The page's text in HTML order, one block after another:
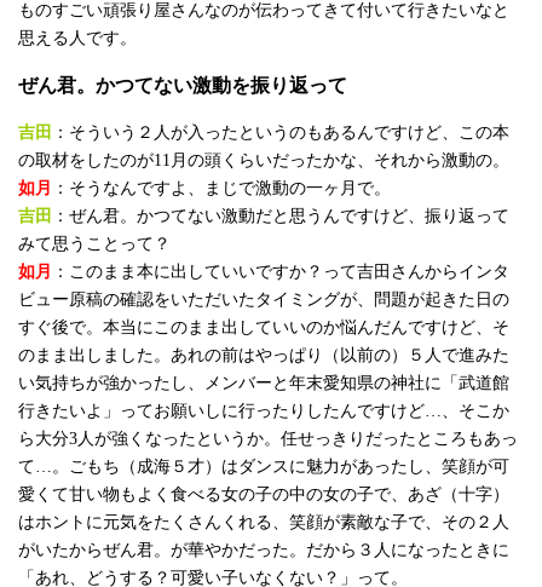
ものすごい頑張り屋さんなのが伝わってきて付いて行きたいなと
思える人です。
ぜん君。かつてない激動を振り返って
吉田 ：そういう２人が入ったというのもあるんですけど、この本
の取材をしたのが11月の頭くらいだったかな、それから激動の。
如月
：そうなんですよ、まじで激動の一ヶ月で。
吉田 ：ぜん君。かつてない激動だと思うんですけど、振り返って
みて思うことって？
如月
：このまま本に出していいですか？って吉田さんからインタ
ビュー原稿の確認をいただいたタイミングが、問題が起きた日の
すぐ後で。本当にこのまま出していいのか悩んだんですけど、そ
のまま出しました。あれの前はやっぱり（以前の）５人で進みた
い気持ちが強かったし、メンバーと年末愛知県の神社に「武道館
行きたいよ」ってお願いしに行ったりしたんですけど…、そこか
ら大分3人が強くなったというか。任せっきりだったところもあっ
て…。ごもち（成海５才）はダンスに魅力があったし、笑顔が可
愛くて甘い物もよく食べる女の子の中の女の子で、あざ（十字）
はホントに元気をたくさんくれる、笑顔が素敵な子で、その２人
がいたからぜん君。が華やかだった。だから３人になったときに
「あれ、どうする？可愛い子いなくない？」って。